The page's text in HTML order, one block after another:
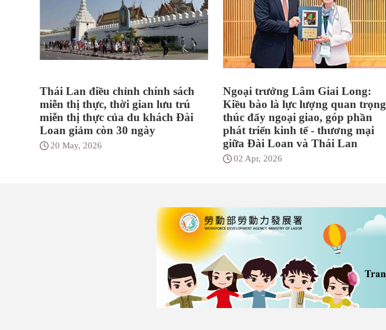
Thái Lan điều chỉnh chính sách
miễn thị thực, thời gian lưu trú
miễn thị thực của du khách Đài
Loan giảm còn 30 ngày
20 May, 2026
Ngoại trưởng Lâm Giai Long:
Kiều bào là lực lượng quan trọng
thúc đẩy ngoại giao, góp phần
phát triển kinh tế - thương mại
giữa Đài Loan và Thái Lan
02 Apr, 2026